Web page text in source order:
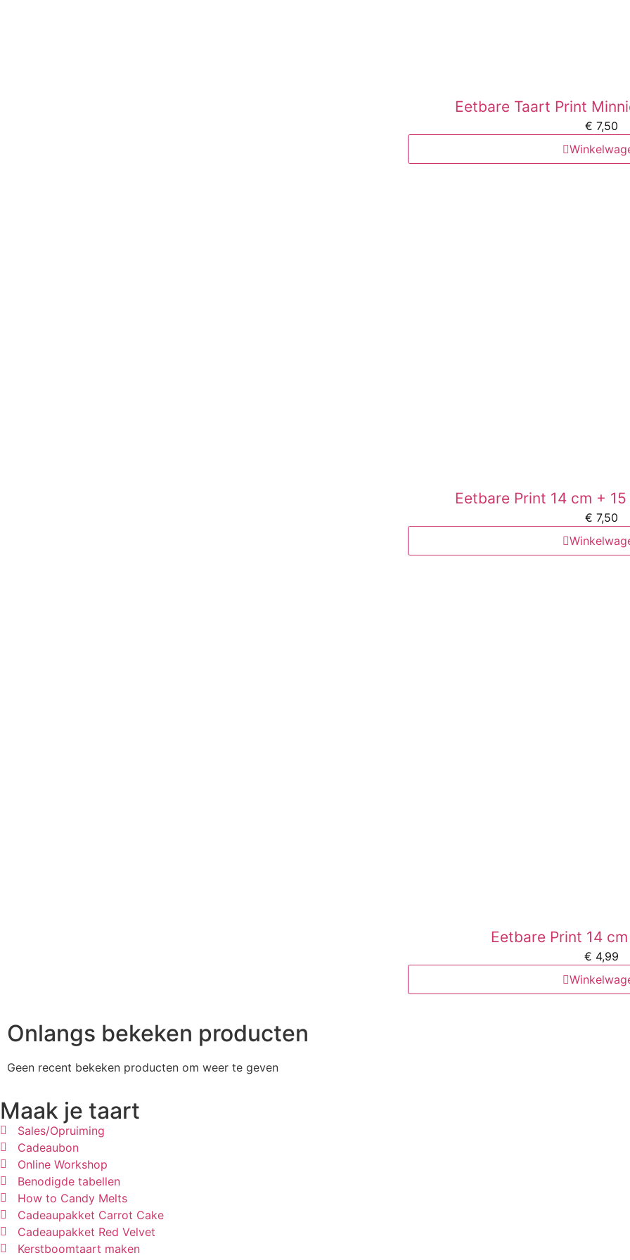
Eetbare Taart Print
€ 7,50
Eetbare Print 14 cm +
€ 7,50
Eetbare Print 14
€ 4,99
Onlangs bekeken producten
Geen recent bekeken producten om weer te geven
Maak je taart
Sales/Opruiming
Cadeaubon
Online Workshop
Benodigde tabellen
How to Candy Melts
Cadeaupakket Carrot Cake
Cadeaupakket Red Velvet
Kerstboomtaart maken